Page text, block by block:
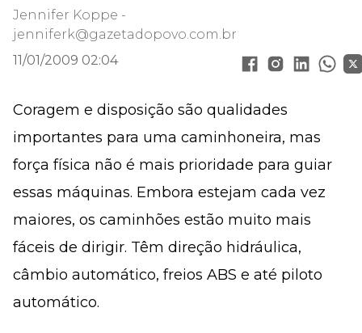
Jennifer Koppe -
jenniferk@gazetadopovo.com.br
11/01/2009 02:04
Coragem e disposição são qualidades
importantes para uma caminhoneira, mas
força física não é mais prioridade para guiar
essas máquinas. Embora estejam cada vez
maiores, os caminhões estão muito mais
fáceis de dirigir. Têm direção hidráulica,
câmbio automático, freios ABS e até piloto
automático.